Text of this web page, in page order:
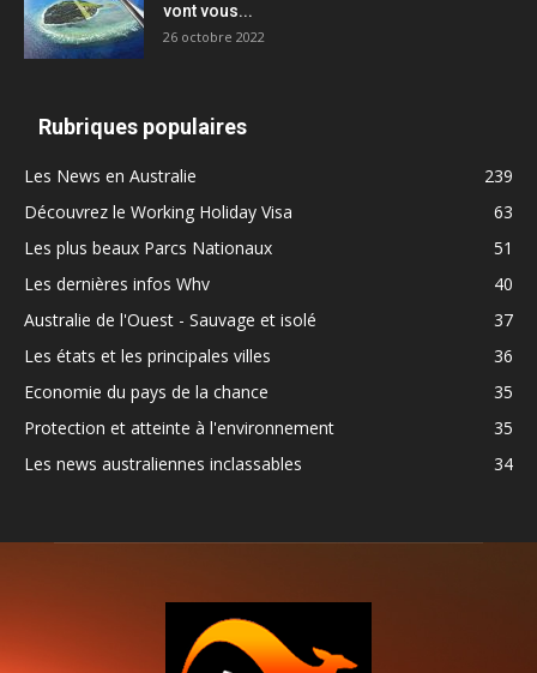
vont vous...
26 octobre 2022
Rubriques populaires
Les News en Australie
239
Découvrez le Working Holiday Visa
63
Les plus beaux Parcs Nationaux
51
Les dernières infos Whv
40
Australie de l'Ouest - Sauvage et isolé
37
Les états et les principales villes
36
Economie du pays de la chance
35
Protection et atteinte à l'environnement
35
Les news australiennes inclassables
34